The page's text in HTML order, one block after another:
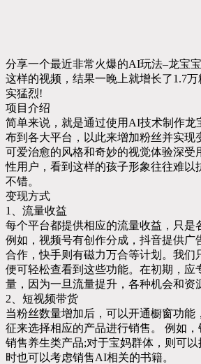
分享一个最近非常火爆的AI玩法–龙宝
这样的视频，结果一晚上就增长了1.7
实猛烈!
项目介绍
简单来说，就是通过使用AI技术制作龙
布到各大平台，以此来增加粉丝并实现
可爱治愈的风格和奇妙的视觉体验深受
性用户，看到这样的孩子形象往往难以
不错。
变现方式
1、流量收益
每个平台都提供相应的流量收益，只是
例如，视频号有创作分成，抖音提供广
合作，快手则有磁力万合等计划。我们
便可轻松查看到这些功能。在初期，应
量，因为一旦流量提升，各种机会和资
2、短视频带货
当粉丝数量增加后，可以开通橱窗功能
征来选择相应的产品进行销售。 例如
销售养生类产品;对于宝妈群体，则可
时也可以考虑销售AI相关的书籍。